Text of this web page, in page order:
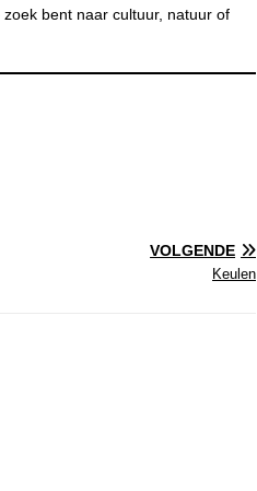
bent naar cultuur, natuur of
VOLGENDE
Keulen